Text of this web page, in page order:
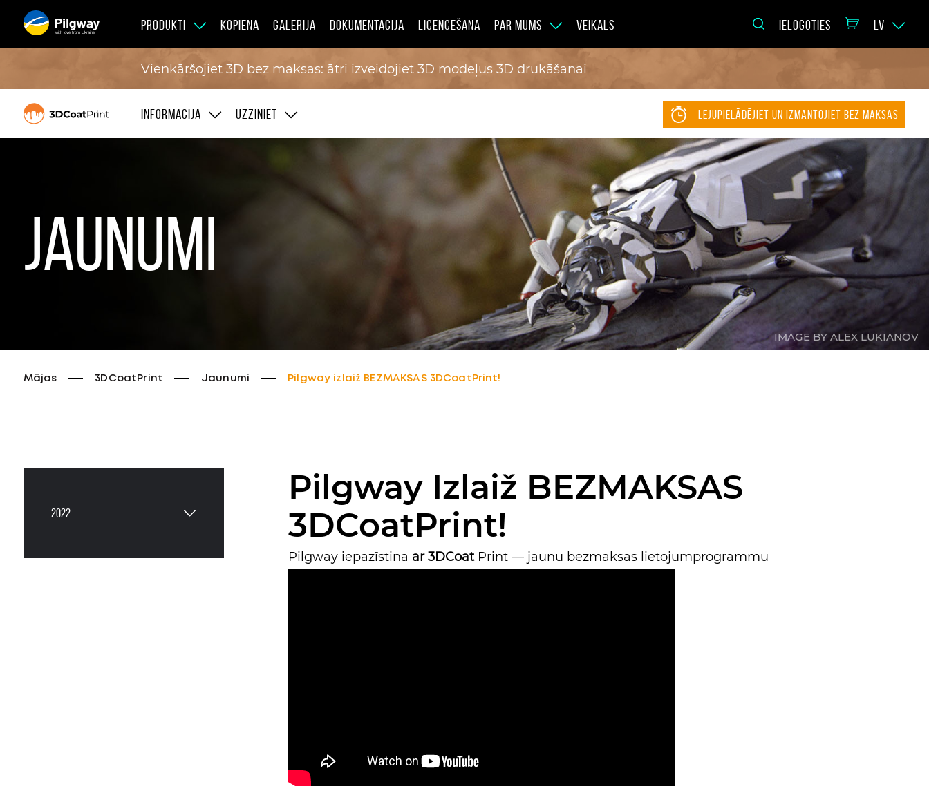
with love from Ukraine
PRODUKTI KOPIENA GALERIJA DOKUMENTĀCIJA LICENCĒŠANA PAR MUMS VEIKALS IELOGOTIES LV
Vienkāršojiet 3D bez maksas: ātri izveidojiet 3D modeļus 3D drukāšanai
INFORMĀCIJA UZZINIET LEJUPIELĀDĒJIET UN IZMANTOJIET BEZ MAKSAS
IMAGE BY ALEX LUKIANOV
Jaunumi
Mājas 3DCoatPrint Jaunumi Pilgway izlaiž BEZMAKSAS 3DCoatPrint!
2022
Pilgway Izlaiž BEZMAKSAS
3DCoatPrint!
Pilgway iepazīstina ar 3DCoatPrint — jaunu bezmaksas lietojumprogrammu